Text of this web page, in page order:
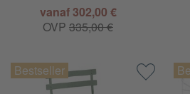
vanaf 302,00 €
OVP 335,00 €